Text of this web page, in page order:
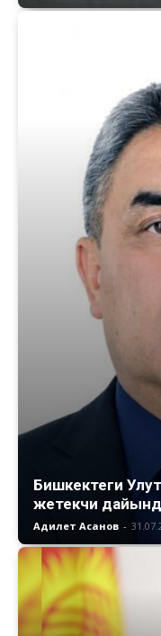
Бишкектеги
жетекчи
Адилет Асанов -